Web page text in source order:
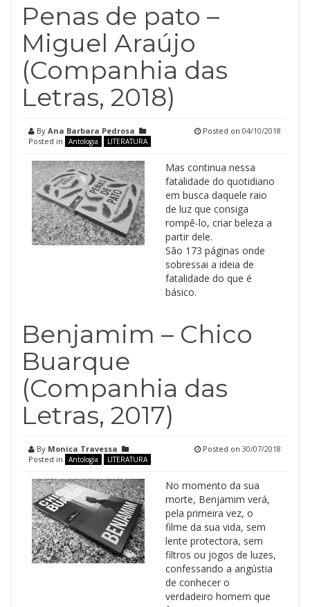
Penas de pato –
Miguel Araújo
(Companhia das
Letras, 2018)
By Ana Barbara Pedrosa
Posted in
Antologia LITERATURA
Posted on 04/10/2018
Mas continua nessa
fatalidade do quotidiano
em busca daquele raio
de luz que consiga
rompê-lo, criar beleza a
partir dele.
São 173 páginas onde
sobressai a ideia de
fatalidade do que é
básico.
Benjamim – Chico
Buarque
(Companhia das
Letras, 2017)
By Monica Travessa
Posted in
Antologia LITERATURA
Posted on 30/07/2018
No momento da sua
morte, Benjamim verá,
pela primeira vez, o
filme da sua vida, sem
lente protectora, sem
filtros ou jogos de luzes,
confessando a angústia
de conhecer o
verdadeiro homem que